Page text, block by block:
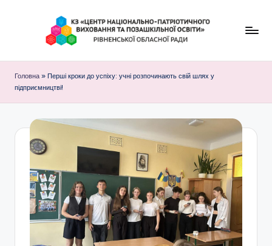
З
"
Ц
е
н
т
р
н
Головна » Перші кроки до успіху: учні розпочинають свій шлях у
підприємництві!